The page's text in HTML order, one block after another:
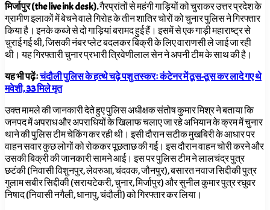
मिर्जापुर (the live ink desk).गैरप्रांतों से महंगी गाड़ियों को चुराकर उत्तर प्रदेश के
ग्रामीण इलाकों में बेचने वाले गिरोह के तीन शातिर चोरों को चुनार पुलिस ने गिरफ्तार
किया है। इनके कब्जे से दो गाड़ियां बरामद हुई हैं। इसमें से एक गाड़ी महाराष्ट्र से
चुराई गई थी, जिसकी नंबर प्लेट बदलकर बिक्री के लिए वाराणसी ले जाई जा रही
थी। यह गिरफ्तारी चुनार प्रभारी त्रिवेणीलाल सेन ने अपनी टीम के साथ की है।
यह भी पढ़ेंःचंदौली पुलिस के हत्थे चढ़े पशु तस्करः कंटेनर में ठूस-ठूस कर लादे गए थे
मवेशी, 33 मिले मृत
उक्त मामले की जानकारी देते हुए पुलिस अधीक्षक संतोष कुमार मिश्र ने बताया कि
जनपद में अपराध और अपराधियों के खिलाफ चलाए जा रहे अभियान के क्रम में चुनार
थाने की पुलिस टीम चेकिंग कर रही थी। इसी दौरान सटीक मुखबिरी के आधार पर
वाहन सवार कुछ लोगों को रोककर पूछताछ की गई। इस दौरान वाहन चोरी करने और
उसकी बिक्री की जानकारी सामने आई। इस पर पुलिस टीम ने लालचंद्र पुत्र
छटंकी (निवासी विशुनपुर, लेवरुआ, चंदवक, जौनपुर), बसारत नवाज सिद्दीकी पुत्र
गुलाम सबीर सिद्दीकी (सरायटेकरी, चुनार, मिर्जापुर) और सुनील कुमार पुत्र रघुवर
निषाद (निवासी नगैली, धानापु, चंदौली) को गिरफ्तार कर लिया।